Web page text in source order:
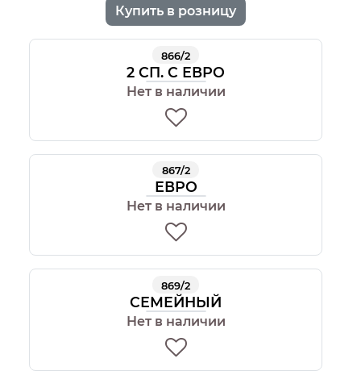
Купить в розницу
866/2
2 СП. С ЕВРО
Нет в наличии
867/2
ЕВРО
Нет в наличии
869/2
СЕМЕЙНЫЙ
Нет в наличии